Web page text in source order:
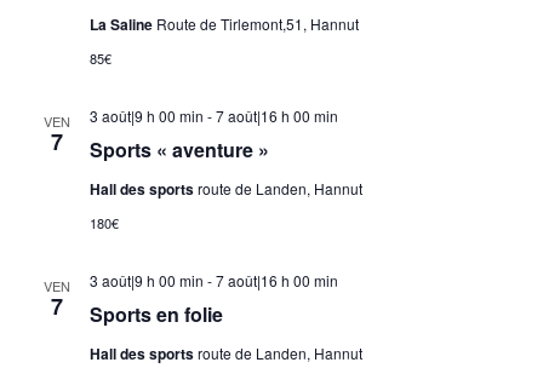
La Saline Route de Tirlemont,51, Hannut
85€
VEN
7 Sports « aventure »
3 août|9 h 00 min -7 août|16 h 00 min
Hall des sportsroute de Landen, Hannut
180€
VEN
7 Sports en folie
3 août|9 h 00 min -7 août|16 h 00 min
Hall des sportsroute de Landen, Hannut